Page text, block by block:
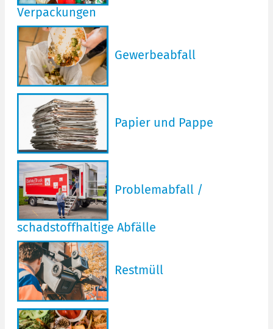
Verpackungen
Gewerbeabfall
Papier und Pappe
Problemabfall /
schadstoffhaltige Abfälle
Restmüll